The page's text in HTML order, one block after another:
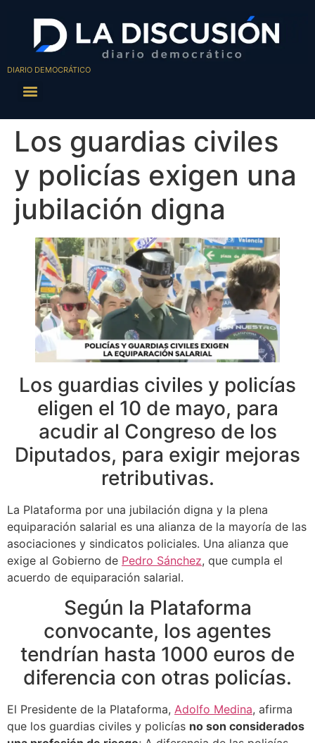
DIARIO DEMOCRÁTICO
Los guardias civiles
y policías exigen una
jubilación digna
Los guardias civiles y policías
eligen el 10 de mayo, para
acudir al Congreso de los
Diputados, para exigir mejoras
retributivas.
La Plataforma por una jubilación digna y la plena
equiparación salarial es una alianza de la mayoría de las
asociaciones y sindicatos policiales. Una alianza que
exige al Gobierno de Pedro Sánchez, que cumpla el
acuerdo de equiparación salarial.
Según la Plataforma
convocante, los agentes
tendrían hasta 1000 euros de
diferencia con otras policías.
El Presidente de la Plataforma, Adolfo Medina, afirma
que los guardias civiles y policías no son considerados